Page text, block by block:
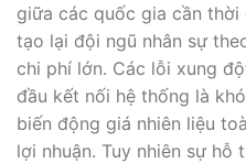
giữa các quốc gia cần thời
tạo lại đội ngũ nhân sự
chi phí lớn. Các lỗi xung
đầu kết nối hệ thống là
biến động giá nhiên liệu
lợi nhuận. Tuy nhiên sự